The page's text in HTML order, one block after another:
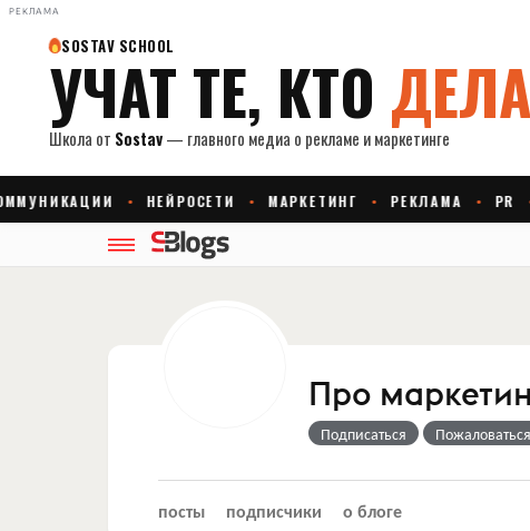
РЕКЛАМА
Про
Подписаться Пожаловаться
посты подписчики о блоге